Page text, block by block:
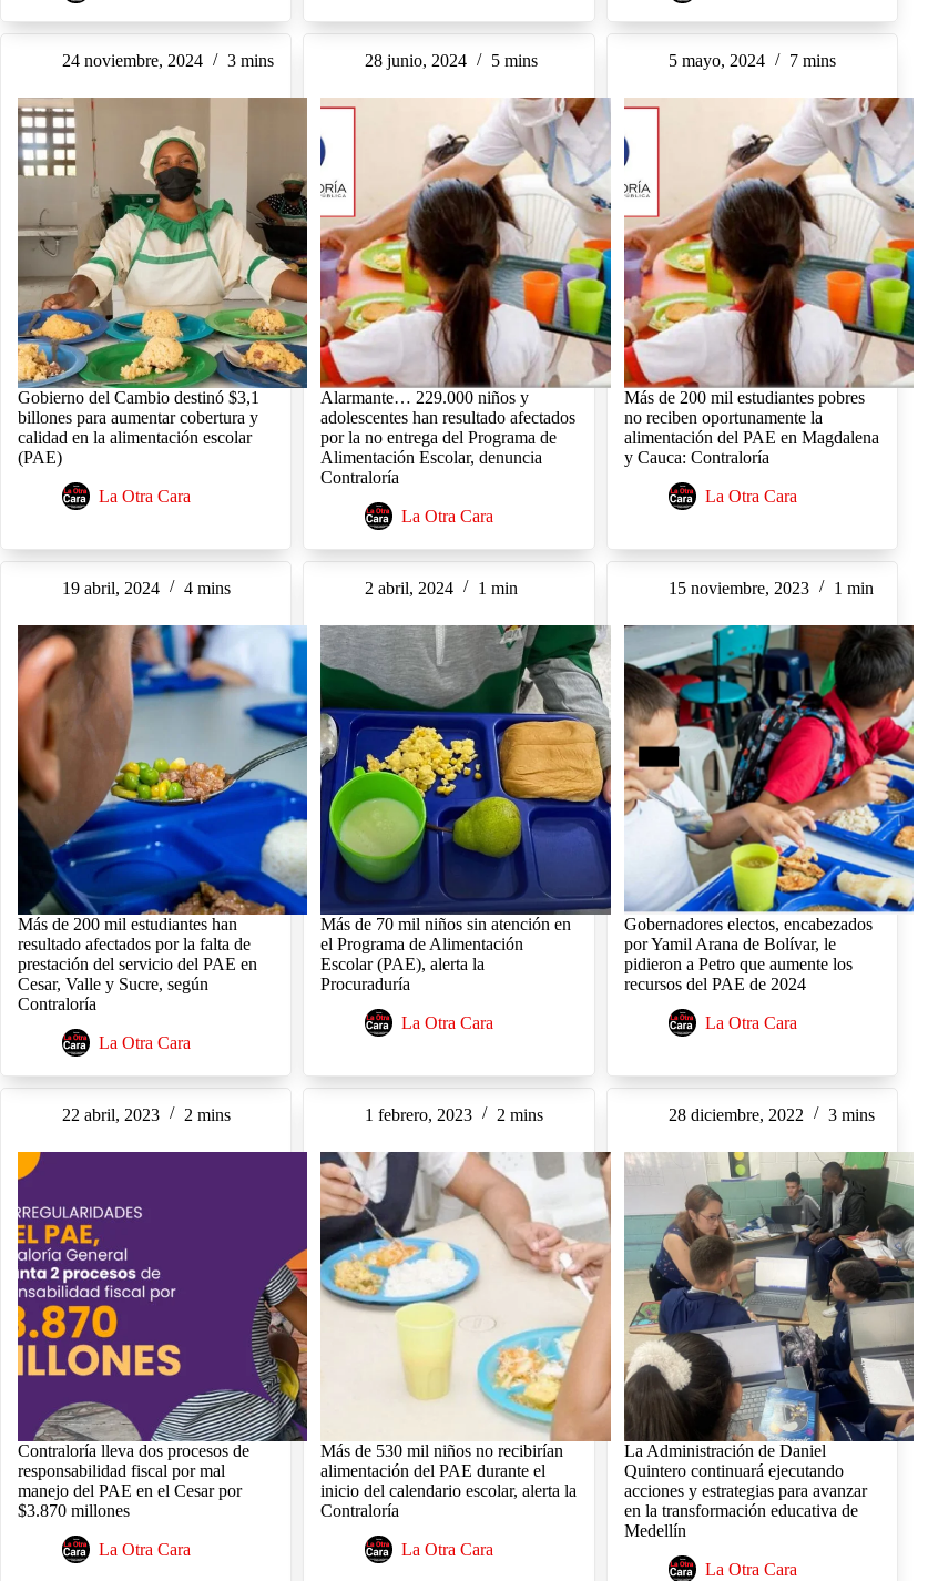
24 noviembre, 2024 3 mins
Gobierno del Cambio destinó $3,1
billones para aumentar cobertura y
calidad en la alimentación escolar
(PAE)
La Otra Cara
28 junio, 2024 5 mins
Alarmante… 229.000 niños y
adolescentes han resultado afectados
por la no entrega del Programa de
Alimentación Escolar, denuncia
Contraloría
La Otra Cara
5 mayo, 2024 7 mins
Más de 200 mil estudiantes pobres
no reciben oportunamente la
alimentación del PAE en Magdalena
y Cauca: Contraloría
La Otra Cara
19 abril, 2024 4 mins
Más de 200 mil estudiantes han
resultado afectados por la falta de
prestación del servicio del PAE en
Cesar, Valle y Sucre, según
Contraloría
La Otra Cara
2 abril, 2024 1 min
Más de 70 mil niños sin atención en
el Programa de Alimentación
Escolar (PAE), alerta la
Procuraduría
La Otra Cara
15 noviembre, 2023 1 min
Gobernadores electos, encabezados
por Yamil Arana de Bolívar, le
pidieron a Petro que aumente los
recursos del PAE de 2024
La Otra Cara
22 abril, 2023 2 mins
Contraloría lleva dos procesos de
responsabilidad fiscal por mal
manejo del PAE en el Cesar por
$3.870 millones
La Otra Cara
1 febrero, 2023 2 mins
Más de 530 mil niños no recibirían
alimentación del PAE durante el
inicio del calendario escolar, alerta la
Contraloría
La Otra Cara
28 diciembre, 2022 3 mins
La Administración de Daniel
Quintero continuará ejecutando
acciones y estrategias para avanzar
en la transformación educativa de
Medellín
La Otra Cara